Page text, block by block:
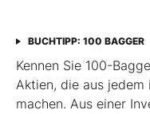
BUCHTIPP: 100 BAGGER
Kennen Sie 100-
Aktien, die aus jedem
machen. Aus einer